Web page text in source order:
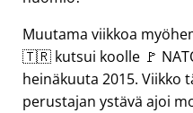
Muutama viikkoa
🇹🇷 kutsui koolle 🚩
heinäkuuta 2015. Viikko
perustajan ystävä ajoi